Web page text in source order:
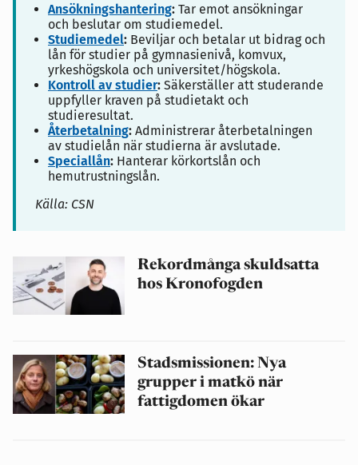
Ansökningshantering: Tar emot ansökningar
och beslutar om studiemedel.
Studiemedel: Beviljar och betalar ut bidrag och
lån för studier på gymnasienivå, komvux,
yrkeshögskola och universitet/högskola.
Kontroll av studier: Säkerställer att studerande
uppfyller kraven på studietakt och
studieresultat.
Återbetalning: Administrerar återbetalningen
av studielån när studierna är avslutade.
Speciallån: Hanterar körkortslån och
hemutrustningslån.
Källa: CSN
Rekordmånga skuldsatta
hos Kronofogden
Stadsmissionen: Nya
grupper i matkö när
fattigdomen ökar